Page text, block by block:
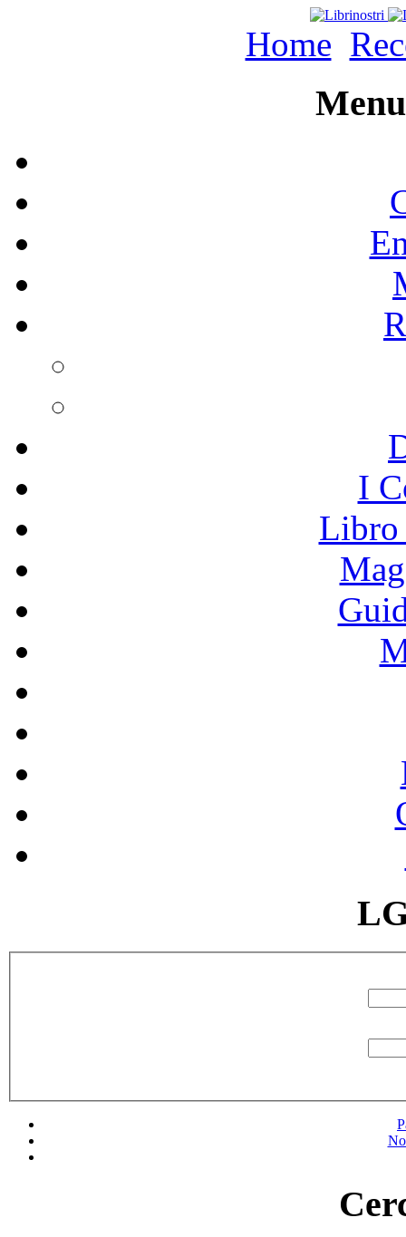
Home
I
Libro